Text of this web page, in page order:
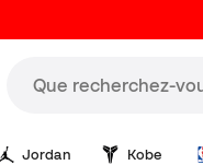
Jordan Kobe